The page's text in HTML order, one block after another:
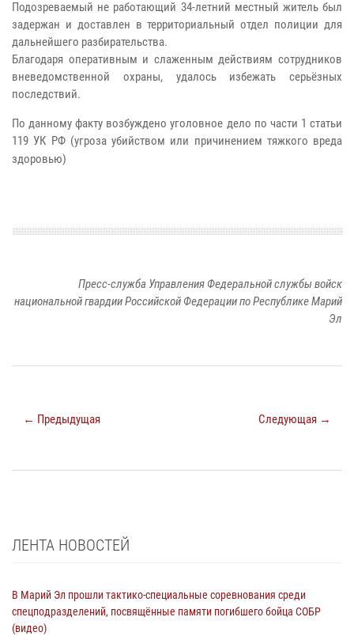
Подозреваемый не работающий 34-летний местный житель был
задержан и доставлен в территориальный отдел полиции для
дальнейшего разбирательства.
Благодаря оперативным и слаженным действиям сотрудников
вневедомственной охраны, удалось избежать серьёзных
последствий.
По данному факту возбуждено уголовное дело по части 1 статьи
119 УК РФ (угроза убийством или причинением тяжкого вреда
здоровью)
Пресс-служба Управления Федеральной службы войск
национальной гвардии Российской Федерации по Республике Марий
Эл
← Предыдущая Следующая →
ЛЕНТА НОВОСТЕЙ
В Марий Эл прошли тактико-специальные соревнования среди
спецподразделений, посвящённые памяти погибшего бойца СОБР
(видео)